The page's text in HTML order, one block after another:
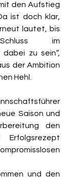
den Aufstieg
ist doch klar,
lautet, bis
im
zu sein“,
der Ambition
Hehl.
Saison und
den
und den